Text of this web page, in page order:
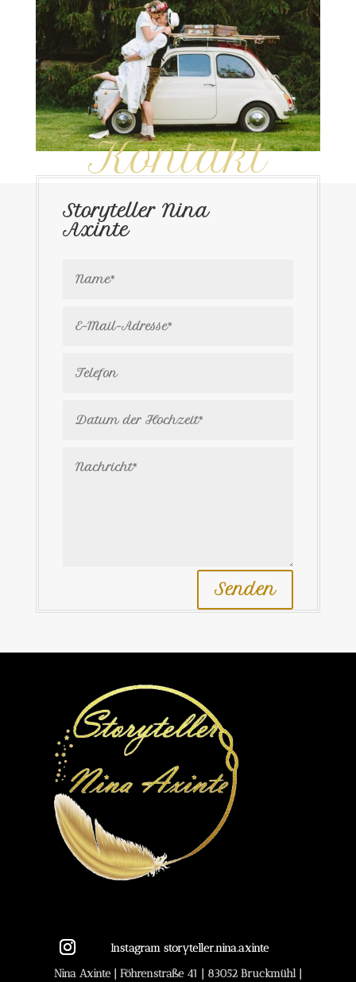
Kontakt
Storyteller Nina
Axinte
Senden
Instagram storyteller.nina.axinte
Nina Axinte | Föhrenstraße 41 | 83052 Bruckmühl |